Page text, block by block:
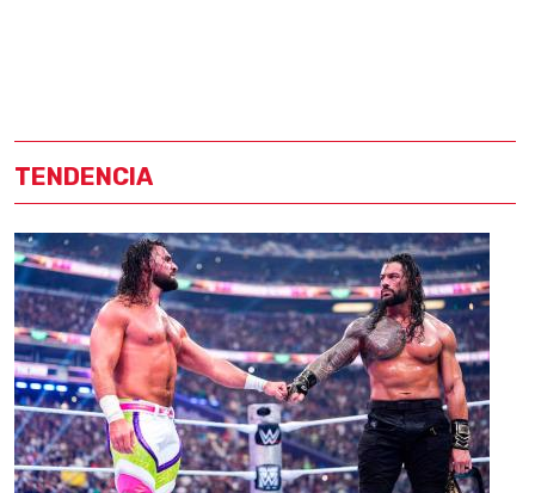
TENDENCIA